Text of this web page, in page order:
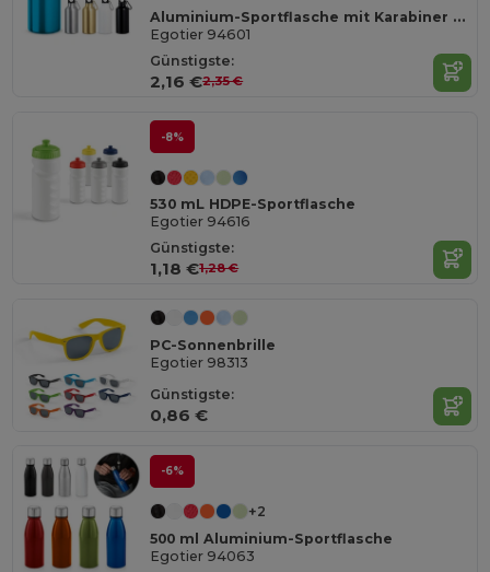
Aluminium-Sportflasche mit Karabiner 400 ml
Egotier 94601
Günstigste:
2,16 €2,35 €
-8%
530 mL HDPE-Sportflasche
Egotier 94616
Günstigste:
1,18 €1,28 €
PC-Sonnenbrille
Egotier 98313
Günstigste:
0,86 €
-6%
+2
500 ml Aluminium-Sportflasche
Egotier 94063